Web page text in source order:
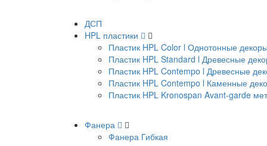
ДСП
HPL пластики
Пластик HPL Color l Однотонные декоры
Пластик HPL Standard l Древесные
Пластик HPL Contempo l Древесные
Пластик HPL Contempo l Каменные
Пластик HPL Kronospan Avant-garde
Фанера
Фанера Гибкая